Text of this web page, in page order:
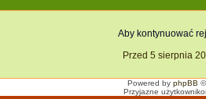
Aby kontynuować
Przed 5 sierpnia
Powered by phpBB
Przyjazne